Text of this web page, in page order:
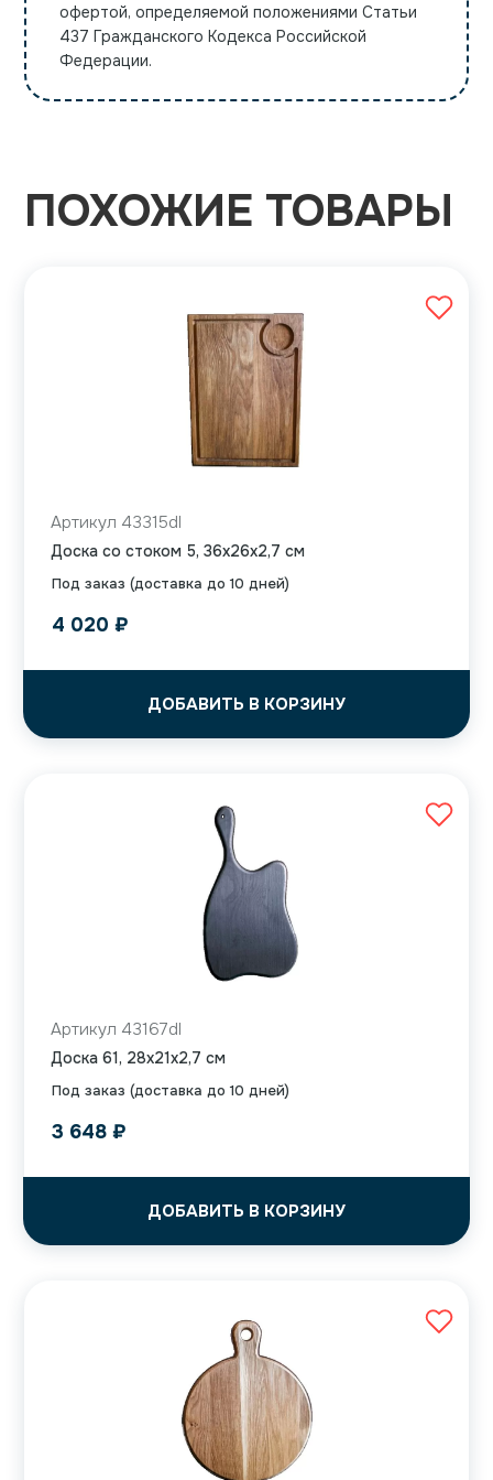
офертой, определяемой положениями Статьи
437 Гражданского Кодекса Российской
Федерации.
ПОХОЖИЕ ТОВАРЫ
Под заказ (доставка до 10 дней)
Артикул 43315dl
Доска со стоком 5, 36x26x2,7 см
4 020 ₽
ДОБАВИТЬ В КОРЗИНУ
Под заказ (доставка до 10 дней)
Артикул 43167dl
Доска 61, 28x21x2,7 см
3 648 ₽
ДОБАВИТЬ В КОРЗИНУ